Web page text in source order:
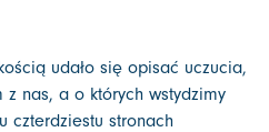
udało się opisać uczucia,
nas, a o których wstydzimy
czterdziestu stronach